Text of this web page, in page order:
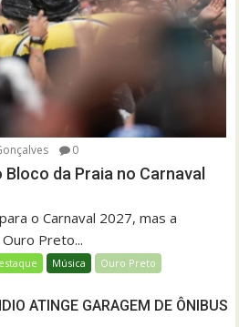
0
da Praia no Carnaval
o Carnaval 2027, mas a
Preto...
Música Ouro Preto
ATINGE GARAGEM DE ÔNIBUS